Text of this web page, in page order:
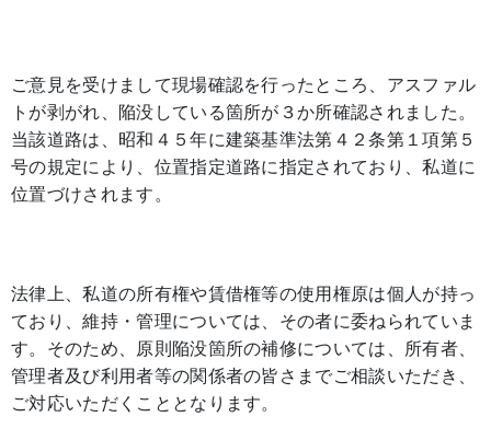
ご意見を受けまして現場確認を行ったところ、アスファル
トが剥がれ、陥没している箇所が３か所確認されました。
当該道路は、昭和４５年に建築基準法第４２条第１項第５
号の規定により、位置指定道路に指定されており、私道に
位置づけされます。
法律上、私道の所有権や賃借権等の使用権原は個人が持っ
ており、維持・管理については、その者に委ねられていま
す。そのため、原則陥没箇所の補修については、所有者、
管理者及び利用者等の関係者の皆さまでご相談いただき、
ご対応いただくこととなります。